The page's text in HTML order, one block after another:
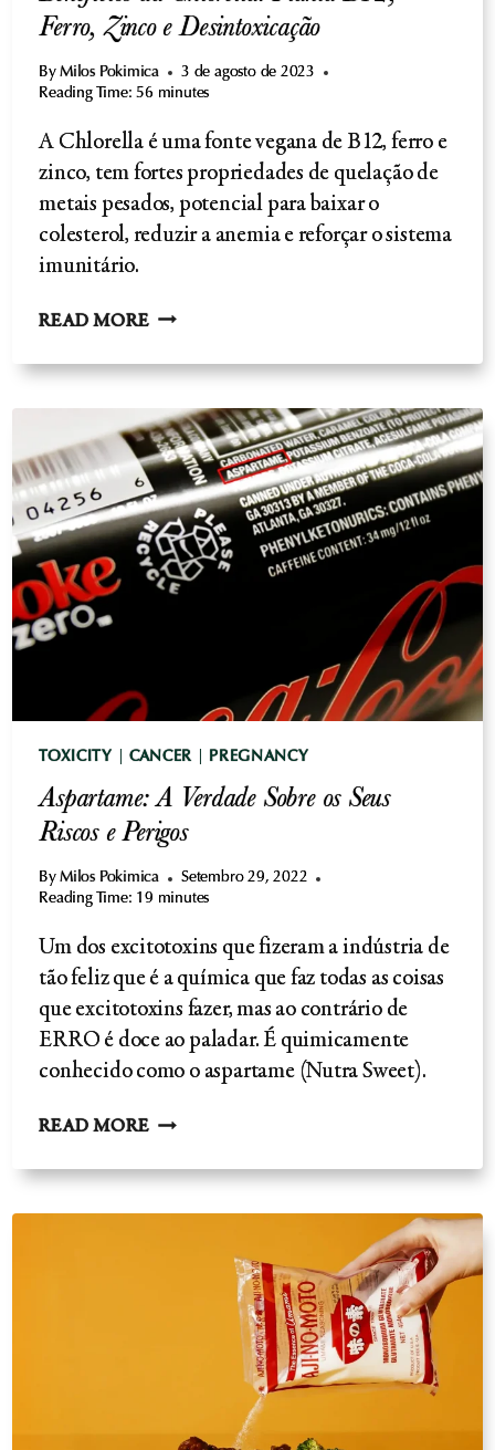
Ferro, Zinco e Desintoxicação
By Milos Pokimica
3 de agosto de 2023
Reading Time: 56 minutes
A Chlorella é uma fonte vegana de B12, ferro e
zinco, tem fortes propriedades de quelação de
metais pesados, potencial para baixar o
colesterol, reduzir a anemia e reforçar o sistema
imunitário.
READ MOREBENEFÍCIOS
CHLORELLA:
B12,
FERRO,
ZINCO
E
DESINTOXICAÇÃO
TOXICITY CANCER PREGNANCY
Aspartame: A Verdade Sobre os Seus
Riscos e Perigos
By Milos Pokimica
Setembro 29, 2022
Reading Time: 19 minutes
Um dos excitotoxins que fizeram a indústria de
tão feliz que é a química que faz todas as coisas
que excitotoxins fazer, mas ao contrário de
ERRO é doce ao paladar. É quimicamente
conhecido como o aspartame (Nutra Sweet).
READ MOREASPARTAME:
VERDADE